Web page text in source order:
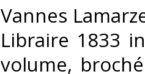
‎Vannes
Libraire 1833
volume,